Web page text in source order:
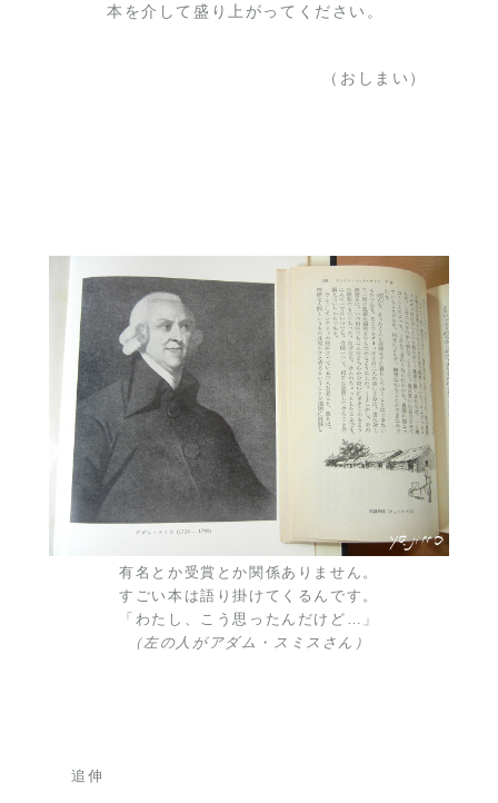
本を介して盛り上がってください。
（おしまい）
有名とか受賞とか関係ありません。
すごい本は語り掛けてくるんです。
「わたし、こう思ったんだけど…」
（左の人がアダム・スミスさん）
追伸